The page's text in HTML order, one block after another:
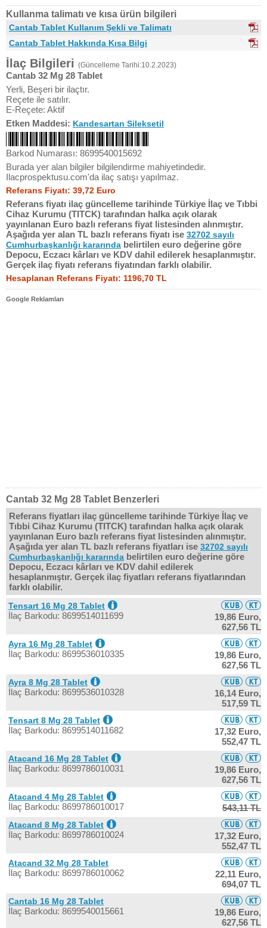
Kullanma talimatı ve kısa ürün bilgileri
Cantab Tablet Kullanım Şekli ve Talimatı
Cantab Tablet Hakkında Kısa Bilgi
İlaç Bilgileri (Güncelleme Tarihi:10.2.2023)
Cantab 32 Mg 28 Tablet
Yerli, Beşeri bir ilaçtır.
Reçete ile satılır.
E-Reçete: Aktif
Etken Maddesi: Kandesartan Sileksetil
Barkod Numarası: 8699540015692
Burada yer alan bilgiler bilgilendirme mahiyetindedir.
Ilacprospektusu.com'da ilaç satışı yapılmaz.
Referans Fiyatı: 39,72 Euro
Referans fiyatı ilaç güncelleme tarihinde Türkiye İlaç ve Tıbbi
Cihaz Kurumu (TITCK) tarafından halka açık olarak
yayınlanan Euro bazlı referans fiyat listesinden alınmıştır.
Aşağıda yer alan TL bazlı referans fiyatı ise 32702 sayılı
Cumhurbaşkanlığı kararında belirtilen euro değerine göre
Depocu, Eczacı kârları ve KDV dahil edilerek hesaplanmıştır.
Gerçek ilaç fiyatı referans fiyatından farklı olabilir.
Hesaplanan Referans Fiyatı: 1196,70 TL
Google Reklamları
Cantab 32 Mg 28 Tablet Benzerleri
Referans fiyatları ilaç güncelleme tarihinde Türkiye İlaç ve
Tıbbi Cihaz Kurumu (TITCK) tarafından halka açık olarak
yayınlanan Euro bazlı referans fiyat listesinden alınmıştır.
Aşağıda yer alan TL bazlı referans fiyatları ise 32702 sayılı
Cumhurbaşkanlığı kararında belirtilen euro değerine göre
Depocu, Eczacı kârları ve KDV dahil edilerek
hesaplanmıştır. Gerçek ilaç fiyatları referans fiyatlarından
farklı olabilir.
Tensart 16 Mg 28 Tablet
İlaç Barkodu: 8699514011699
19,86 Euro,
627,56 TL
Ayra 16 Mg 28 Tablet
İlaç Barkodu: 8699536010335
19,86 Euro,
627,56 TL
Ayra 8 Mg 28 Tablet
İlaç Barkodu: 8699536010328
16,14 Euro,
517,59 TL
Tensart 8 Mg 28 Tablet
İlaç Barkodu: 8699514011682
17,32 Euro,
552,47 TL
Atacand 16 Mg 28 Tablet
İlaç Barkodu: 8699786010031
19,86 Euro,
627,56 TL
Atacand 4 Mg 28 Tablet
İlaç Barkodu: 8699786010017 543,11 TL
Atacand 8 Mg 28 Tablet
İlaç Barkodu: 8699786010024
17,32 Euro,
552,47 TL
Atacand 32 Mg 28 Tablet
İlaç Barkodu: 8699786010062
22,11 Euro,
694,07 TL
Cantab 16 Mg 28 Tablet
İlaç Barkodu: 8699540015661
19,86 Euro,
627,56 TL